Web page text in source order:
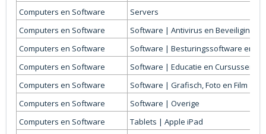
Computers en Software
Servers
Computers en Software
Software | Antivirus en Beveiliging
Computers en Software
Software | Besturingssoftware en
Computers en Software
Software | Educatie en Cursussen
Computers en Software
Software | Grafisch, Foto en Film
Computers en Software
Software | Overige
Computers en Software
Tablets | Apple iPad